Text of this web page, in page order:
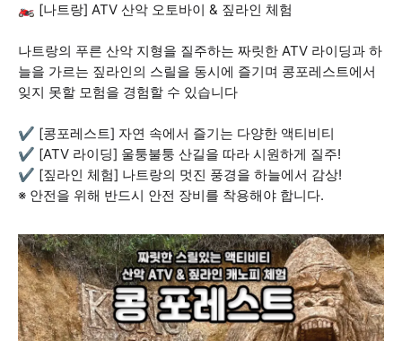
🏍️ [나트랑] ATV 산악 오토바이 & 짚라인 체험
나트랑의 푸른 산악 지형을 질주하는 짜릿한 ATV 라이딩과 하
늘을 가르는 짚라인의 스릴을 동시에 즐기며 콩포레스트에서
잊지 못할 모험을 경험할 수 있습니다
✔️ [콩포레스트] 자연 속에서 즐기는 다양한 액티비티
✔️ [ATV 라이딩] 울퉁불퉁 산길을 따라 시원하게 질주!
✔️ [짚라인 체험] 나트랑의 멋진 풍경을 하늘에서 감상!
※ 안전을 위해 반드시 안전 장비를 착용해야 합니다.